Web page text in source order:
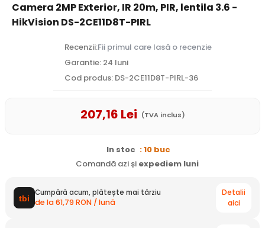
Camera 2MP Exterior, IR 20m, PIR, lentila 3.6 -
HikVision DS-2CE11D8T-PIRL
Recenzii:Fii primul care lasă o recenzie
Garantie: 24 luni
Cod produs: DS-2CE11D8T-PIRL-36
207,16 Lei (TVA inclus)
In stoc : 10 buc
Comandă azi și expediem luni
Cumpără acum, plătește mai târziu
de la 61,79 RON / lună
Detalii
aici